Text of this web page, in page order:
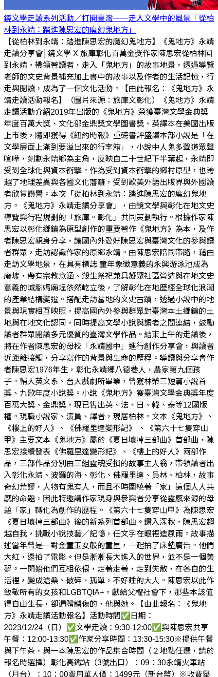
鏡文學走讀系列活動／打開臺灣——走入文學中的風景「從柏
林到永靖：踏進陳思宏的魔幻鬼地方」
【從柏林到永靖：踏進陳思宏的魔幻鬼地方】《鬼地方》永靖
走讀分享會│鏡文學 X 旅庫彰化百萬金獎作家陳思宏從柏林回
到永靖，帶領著讀者，走入「鬼地方」的故事地景，透過導覽
老師的文史背景補充加上書中的故事以及作者的生活記憶，行
走與閱讀，成為了一個文化活動。【由此報名：《鬼地方》永
靖走讀活動報名】（圖片來源：旅庫文彰化）《鬼地方》永靖
走讀活動介紹2019年出版的《鬼地方》榮獲臺灣文學金典獎
年度百萬大獎、文化部金鼎獎文學圖書獎、英譯本在美國出版
上市後，隨即獲得《紐約時報》重磅書評盛讚本部小說是「在
文學層面上滿到要溢出來的行李箱」，小說中人鬼多聲道眾聲
喧嘩，刻劃永靖鄉為主角，反映自二十世紀下半葉起，永靖即
受到全球化與資本衝擊。作為受到資本衝擊的鄉村原型，也跨
越了地理差異與各國文化藩籬，受到歐美外語出版界與外國讀
者欣賞讚譽。本次「從柏林到永靖：踏進陳思宏的魔幻鬼地
方。《鬼地方》永靖走讀分享會」，由鏡文學與彰化在地文史
導覽與行程規劃的「旅庫。彰化」共同策劃執行。根據作家陳
思宏以彰化鄉鎮為原型創作的重要著作《鬼地方》為本，及作
者陳思宏親身分享，讓國內外愛好陳思宏與臺灣文化的參與讀
者群眾，走訪認識作家的原鄉永靖。由陳思宏陪同帶路，藉由
走訪文學地景，在具有標誌 童年象徵意義的永興游泳池成為
廢墟，帶有宗教意涵、殺生祭祀兼具凝聚社區營造與在地文史
意義的城腳媽廟埕依然屹立後，了解彰化在地歷經全球化浪潮
的產業結構變遷。搭配走訪當地的文史古蹟，透過小說中的地
景與現實相互映照，提高國內外參與群眾對臺灣本土鄉鎮的土
地與在地文化認同，同時提高文學小說與讀者之間連結，鼓勵
讀者群眾閱讀多元優質的臺灣文學作品。結束上午的走讀後，
將在作者陳思宏的母校「永靖國中」進行創作分享會，與讀者
近距離接觸，分享寫作的背景與生命的歷程。導讀與分享會作
者陳思宏1976年生，彰化永靖鄉八德巷人，農家第九個孩
子。輔大英文系、台大戲劇所畢業，曾獲林榮三短篇小說首
獎、九歌年度小說獎。小說《鬼地方》獲臺灣文學金典獎年度
百萬大獎、金鼎獎，現已售出英、法、日、韓、泰等12國版
權。現職小說家、演員、譯者，現居柏林。文本《鬼地方》、
《樓上的好人》、《佛羅里達變形記》 、《第六十七隻穿山
甲》主要文本《鬼地方》屬於《夏日壞掉三部曲》首部曲，陳
思宏接續發表《佛羅里達變形記》、《樓上的好人》兩部作
品，三部作品分別由三組靈魂受損的故事主人翁，帶領讀者出
入彰化永靖、波羅的海、彰化、佛羅里達、員林、柏林，故事
奇幻荒謬，人物有鬼有人，而且不時圍繞著「家」這個人人共
感的命題，因此特邀請作家現身與參與者分享從靈感來源的母
題「家」轉化為創作的歷程。《第六十七隻穿山甲》為陳思宏
《夏日壞掉三部曲》後的新系列首部曲。鑽入深秋，陳思宏超
越自我，挑戰小說技藝／記憶，任文字在眼裡造風雨。故事描
述當年曾是一對金童玉女般的童星，一起拍了床墊廣告。他們
大紅，還拍了電影。但是漸漸長大進入的世界，並不是一個美
夢。一開始他們互相依偎，走著走著，走到失散，在各自的生
活裡，變成滄桑、破碎、孤單，不好睡的大人。陳思宏以此作
致敬所有的女孩和LGBTQIA+，獻給父權社會下，那些本該值
得自由生長，卻遍體鱗傷的，他與她。【由此報名：《鬼地
方》永靖走讀活動報名】活動時間✅日期：
2023/12/24（日）✅文學走讀：9:30-12:00✅與陳思宏共享
午餐：12:00-13:30✅作家分享時間：13:30-15:30※提供午餐
與下午茶，與一本陳思宏的作品集合時間（２地點任選，請於
報名時選擇）彰化高鐵站（3號出口）：09：30永靖火車站
（月台）：10：00費用單人價：1499元（新台幣）※收費舉